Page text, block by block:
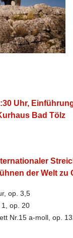
Uhr,
Bad Tölz
der Welt
op. 3,5
op. 20
Nr.15 a-moll, op.